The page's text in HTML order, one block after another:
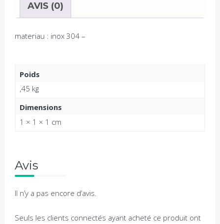
AVIS (0)
materiau : inox 304 –
Poids
,45 kg
Dimensions
1 × 1 × 1 cm
Avis
Il n’y a pas encore d’avis.
Seuls les clients connectés ayant acheté ce produit ont